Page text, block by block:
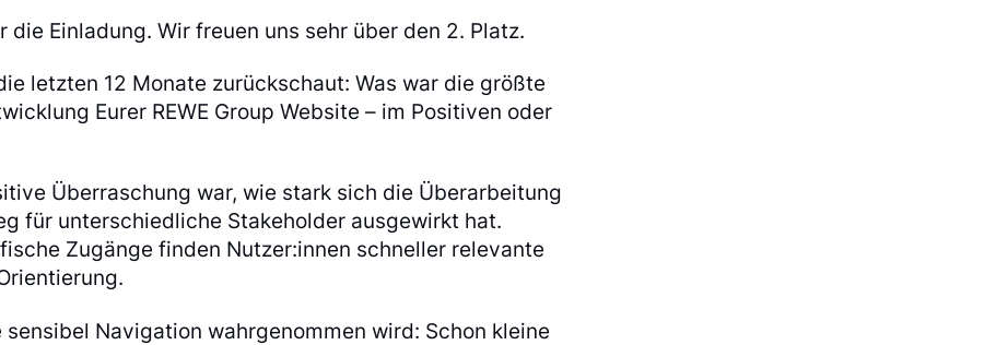
die Einladung. Wir freuen uns sehr über den 2. Platz.
letzten 12 Monate zurückschaut: Was war die größte
Eurer REWE Group Website – im Positiven oder
Überraschung war, wie stark sich die Überarbeitung
für unterschiedliche Stakeholder ausgewirkt hat.
Zugänge finden Nutzer:innen schneller relevante
Navigation wahrgenommen wird: Schon kleine